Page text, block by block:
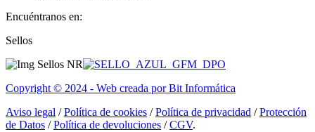
Encuéntranos en:
Facebook
opens
new
Linkedin
opens
new
Instagram
opens
new
Sellos
Copyright © 2024 - Web creada por Bit Informática
Aviso legal /Política de cookies /Política de privacidad /Protección
de Datos /Política de devoluciones /CGV.